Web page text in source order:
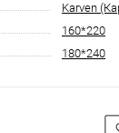
Karven
160*220
180*240